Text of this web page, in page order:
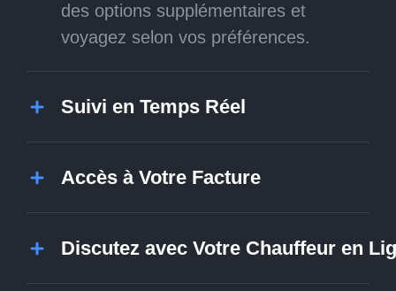
des options supplémentaires et
voyagez selon vos préférences.
Suivi en Temps Réel
Accès à Votre Facture
Discutez avec Votre Chauffeur en